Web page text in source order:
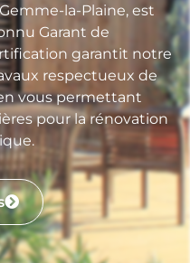
la-Plaine, est
Garant de
garantit notre
respectueux de
vous permettant
pour la rénovation